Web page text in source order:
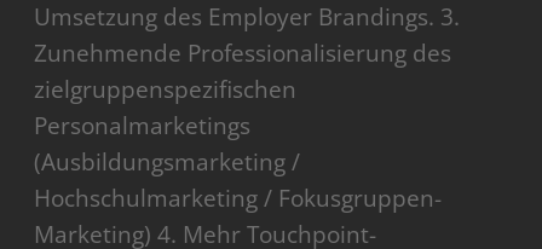
Umsetzung des Employer Brandings. 3.
Zunehmende Professionalisierung des
zielgruppenspezifischen
Personalmarketings
(Ausbildungsmarketing /
Hochschulmarketing / Fokusgruppen-
Marketing) 4. Mehr Touchpoint-